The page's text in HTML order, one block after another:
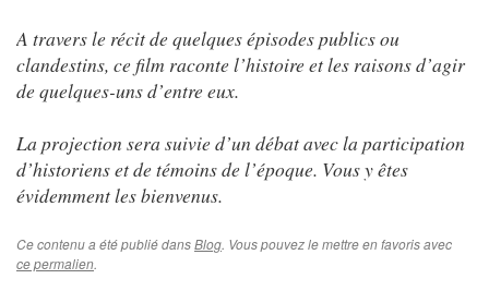
A travers le récit de quelques épisodes publics ou
clandestins, ce film raconte l’histoire et les raisons d’agir
de quelques-uns d’entre eux.
La projection sera suivie d’un débat avec la participation
d’historiens et de témoins de l’époque. Vous y êtes
évidemment les bienvenus.
Ce contenu a été publié dansBlog. Vous pouvez le mettre en favoris avec
ce permalien.